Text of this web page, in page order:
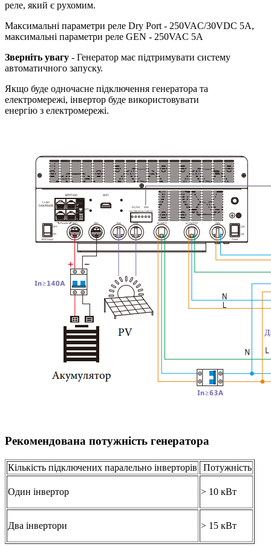
реле, який є рухомим.
Максимальні параметри реле Dry Port - 250VAC/30VDC 5A,
максимальні параметри реле GEN - 250VAC 5A
Зверніть увагу - Генератор має підтримувати систему
автоматичного запуску.
Якщо буде одночасне підключення генератора та
електромережі, інвертор буде використовувати
енергію з електромережі.
Рекомендована потужність генератора
Кількість підключених паралельно інверторів Потужність
Один інвертор > 10 кВт
Два інвертори > 15 кВт